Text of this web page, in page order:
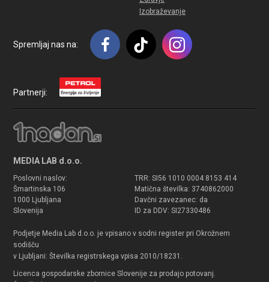
Izobraževanje
Spremljaj nas na:
Partnerji:
MEDIA LAB d.o.o.
Poslovni naslov:
Šmartinska 106
1000 Ljubljana
Slovenija
TRR: SI56 1010 0004 8153 414
Matična številka: 3740862000
Davčni zavezanec: da
ID za DDV: SI27330486
Podjetje Media Lab d.o.o. je vpisano v sodni register pri Okrožnem
sodišču
v Ljubljani: Številka registrskega vpisa 2010/18231.
Licenca gospodarske zbornice Slovenije za prodajo potovanj.